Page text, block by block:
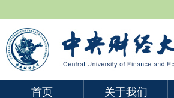
首页 关于我们